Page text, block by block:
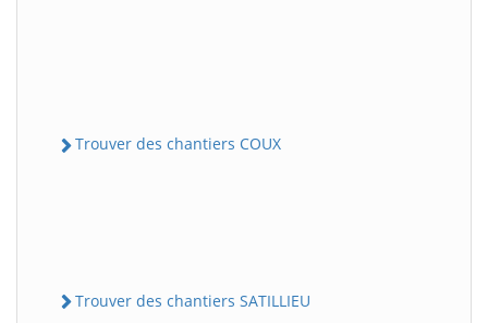
Trouver des chantiers COUX
Trouver des chantiers SATILLIEU